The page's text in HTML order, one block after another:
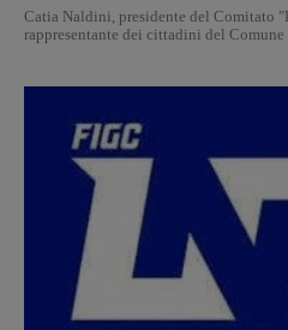
Catia Naldini, presidente del Comitato
rappresentante dei cittadini del Comune